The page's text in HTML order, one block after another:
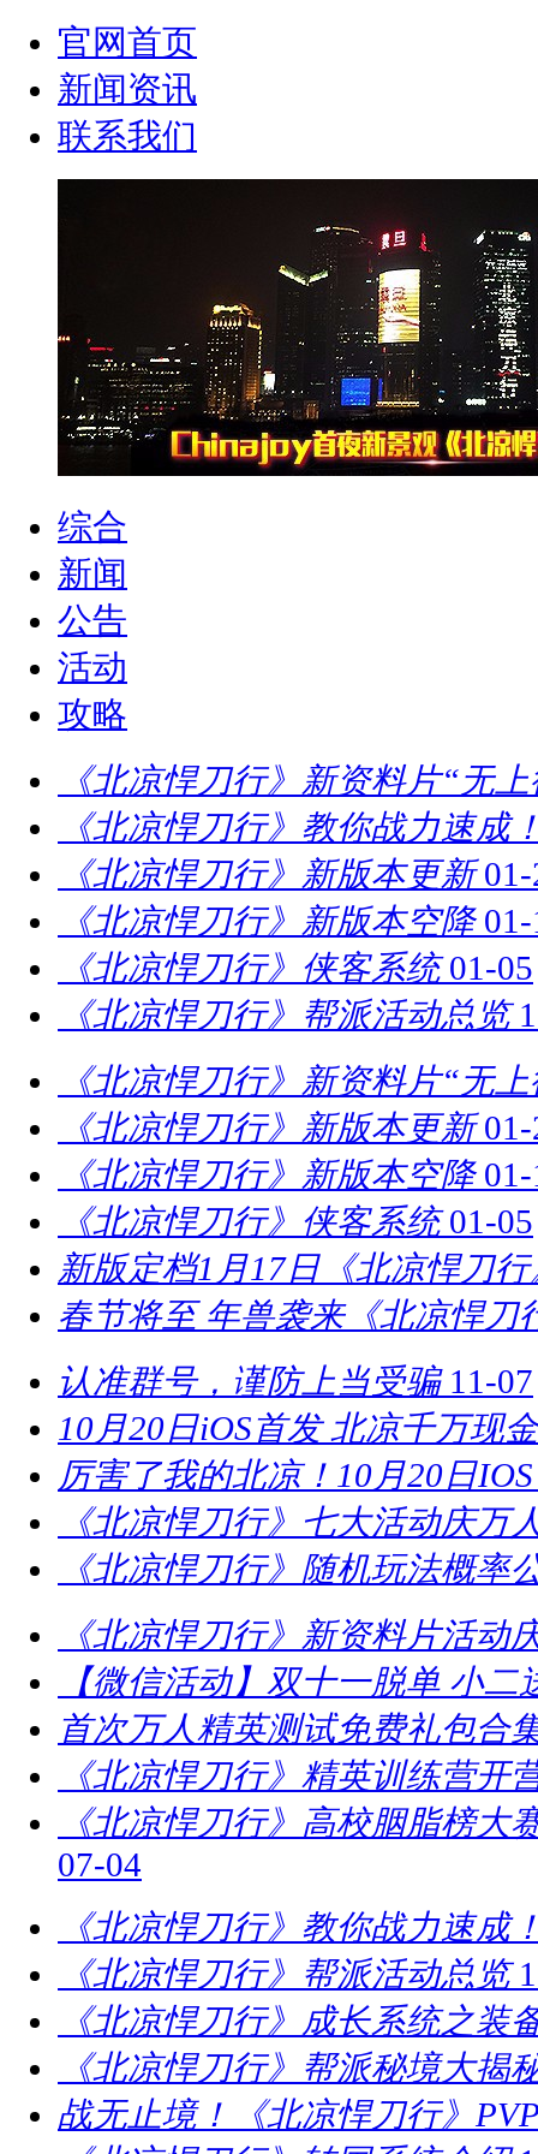
官网首页
新闻资讯
联系我们
综合
新闻
公告
活动
攻略
《北凉悍刀行》新资料片“无
《北凉悍刀行》教你战力速成
《北凉悍刀行》新版本更新
《北凉悍刀行》新版本空降
《北凉悍刀行》侠客系统 01-05
《北凉悍刀行》帮派活动总览
《北凉悍刀行》新资料片“无
《北凉悍刀行》新版本更新
《北凉悍刀行》新版本空降
《北凉悍刀行》侠客系统 01-05
新版定档1月17日《北凉悍刀
春节将至 年兽袭来《北凉悍刀
认准群号，谨防上当受骗 11-07
10月20日iOS首发 北凉千万现
厉害了我的北凉！10月20日
《北凉悍刀行》七大活动庆万
《北凉悍刀行》随机玩法概率
《北凉悍刀行》新资料片活动
【微信活动】双十一脱单 小二
首次万人精英测试免费礼包合
《北凉悍刀行》精英训练营开
《北凉悍刀行》高校胭脂榜大
07-04
《北凉悍刀行》教你战力速成
《北凉悍刀行》帮派活动总览
《北凉悍刀行》成长系统之装
《北凉悍刀行》帮派秘境大揭
战无止境！《北凉悍刀行》